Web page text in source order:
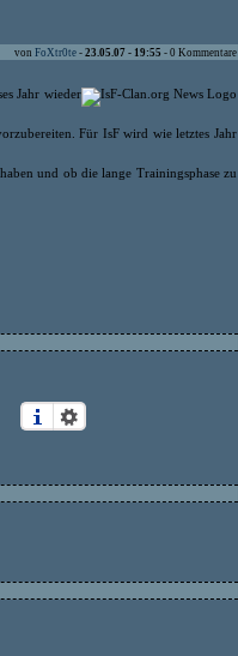
von FoXtr0te - 23.05.07 - 19:55 - 0 Kommentare
Jahr wieder
Für IsF wird wie letztes Jahr
und ob die lange Trainingsphase zu